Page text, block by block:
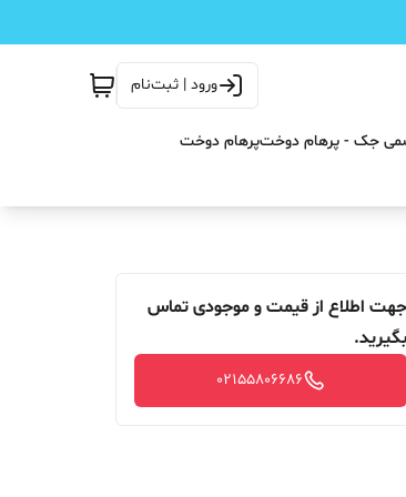
ورود | ثبت‌نام
جک - پرهام دوختپرهام دوخت
جهت اطلاع از قیمت و موجودی تماس
بگیرید.
02155806686